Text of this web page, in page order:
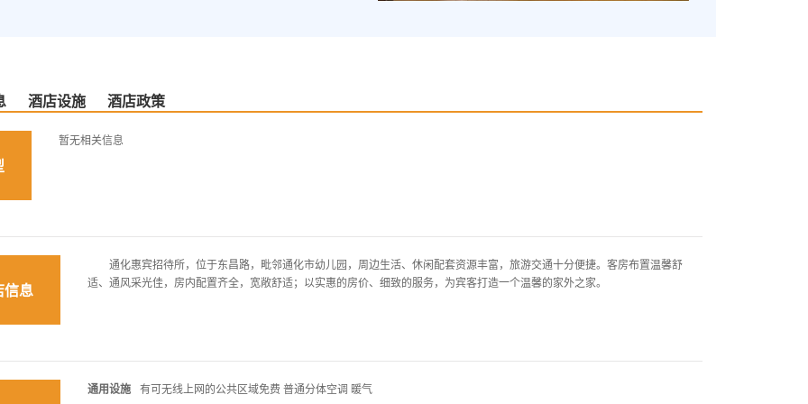
酒店设施 酒店政策
暂无相关信息
信息
通化惠宾招待所，位于东昌路，毗邻通化市幼儿园，周边生活、休闲配套资源丰富，旅游交通十分便捷。客房布置温馨舒
适、通风采光佳，房内配置齐全，宽敞舒适；以实惠的房价、细致的服务，为宾客打造一个温馨的家外之家。
通用设施 有可无线上网的公共区域免费 普通分体空调 暖气